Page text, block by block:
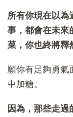
所有你現在以為
事，都會在未來
菜，你也終將釋
願你有足夠勇氣
中加糖。
因為，那些走過